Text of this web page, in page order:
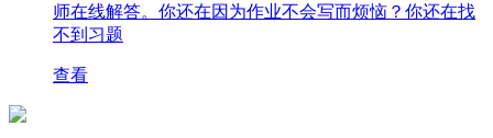
师在线解答。你还在因为作业不会写而烦恼？你还在找
不到习题
查看